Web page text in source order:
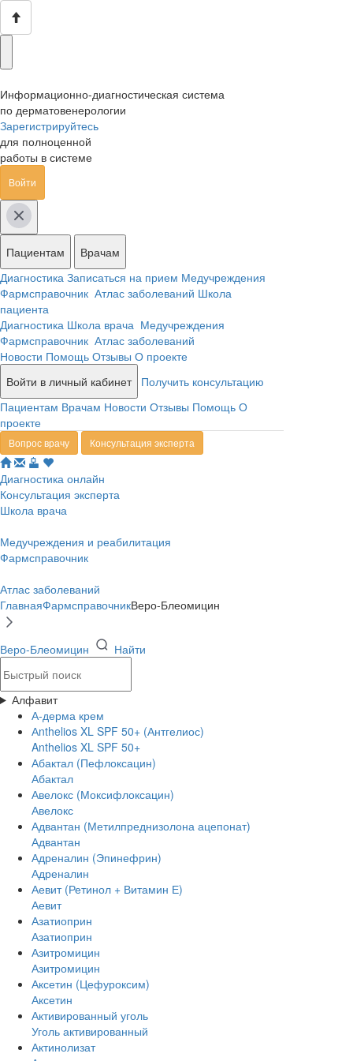
Информационно-диагностическая система
по дерматовенерологии
Зарегистрируйтесь
для полноценной
работы в системе
Войти
Пациентам
Врачам
Диагностика Записаться на прием Медучреждения
Фармсправочник Атлас заболеваний Школа
пациента
Диагностика Школа врача Медучреждения
Фармсправочник Атлас заболеваний
Новости Помощь Отзывы О проекте
Войти в личный кабинет
Получить консультацию
Пациентам Врачам Новости Отзывы Помощь О
проекте
Вопрос врачу Консультация эксперта
Диагностика онлайн
Консультация эксперта
Школа врача
Медучреждения и реабилитация
Фармсправочник
Атлас заболеваний
ГлавнаяФармсправочникВеро-Блеомицин
Веро-Блеомицин Найти
Алфавит
А-дерма крем
Аnthelios XL SPF 50+ (Антгелиос)
Anthelios XL SPF 50+
Абактал (Пефлоксацин)
Абактал
Авелокс (Моксифлоксацин)
Авелокс
Адвантан (Метилпреднизолона ацепонат)
Адвантан
Адреналин (Эпинефрин)
Адреналин
Аевит (Ретинол + Витамин Е)
Аевит
Азатиоприн
Азатиоприн
Азитромицин
Азитромицин
Аксетин (Цефуроксим)
Аксетин
Активированный уголь
Уголь активированный
Актинолизат